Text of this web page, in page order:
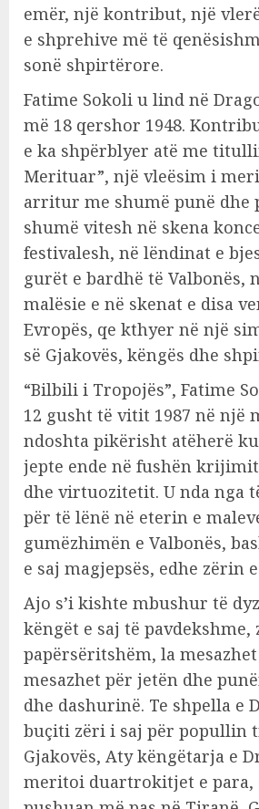
emër, një kontribut, një
e shprehive më të
sonë shpirtërore.
Fatime Sokoli u lind në
më 18 qershor 1948.
e ka shpërblyer atë me
Merituar”, një vleësim i
arritur me shumë punë dhe
shumë vitesh në skena
festivalesh, në lëndinat e
gurët e bardhë të Valbonës,
malësie e në skenat e disa
Evropës, qe kthyer në një
së Gjakovës, këngës dhe
“Bilbili i Tropojës”, Fatime
12 gusht të vitit 1987 në një
ndoshta pikërisht atëherë
jepte ende në fushën
dhe virtuozitetit. U nda nga
për të lënë në eterin e
gumëzhimën e Valbonës,
e saj magjepsës, edhe zërin
Ajo s’i kishte mbushur të
këngët e saj të pavdekshme,
papërsëritshëm, la
mesazhet për jetën dhe
dhe dashurinë. Te shpella e
buçiti zëri i saj për popullin
Gjakovës, Aty këngëtarja e
meritoi duartrokitjet e para,